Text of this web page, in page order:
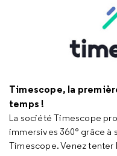
Timescope, la
temps !
La société Timescope
immersives 360° grâce à
Timescope. Venez tenter